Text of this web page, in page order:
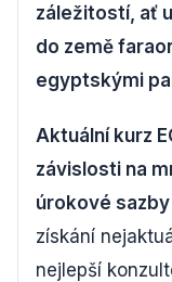
záležitostí, ať
do země
egyptskými
Aktuální kurz
závislosti na
úrokové
získání
nejlepší